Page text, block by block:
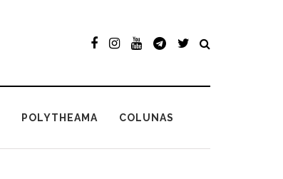
POLYTHEAMA COLUNAS